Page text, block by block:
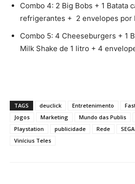
Combo 4: 2 Big Bobs + 1 Batata
refrigerantes + 2 envelopes por
Combo 5: 4 Cheeseburgers + 1
Milk Shake de 1 litro + 4
TAGS deuclick Entretenimento
Jogos
Marketing Mundo das Publis
Playstation
publicidade Rede SEGA
Vinícius Teles